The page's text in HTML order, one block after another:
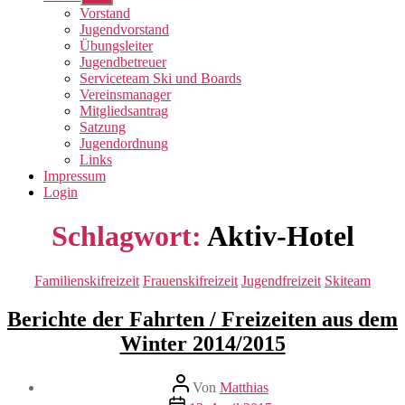
anzeigen
Vorstand
Jugendvorstand
Übungsleiter
Jugendbetreuer
Serviceteam Ski und Boards
Vereinsmanager
Mitgliedsantrag
Satzung
Jugendordnung
Links
Impressum
Login
Schlagwort: Aktiv-Hotel
Kategorien
Familienskifreizeit Frauenskifreizeit Jugendfreizeit Skiteam
Berichte der Fahrten / Freizeiten aus dem
Winter 2014/2015
Beitragsautor
Von Matthias